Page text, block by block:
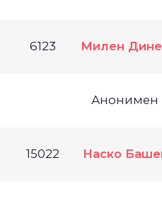
6123 Милен
Анонимен
15022 Наско